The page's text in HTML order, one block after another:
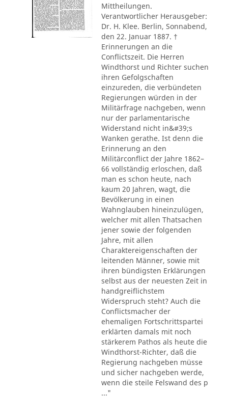
Mittheilungen.
Verantwortlicher Herausgeber:
Dr. H. Klee. Berlin, Sonnabend,
den 22. Januar 1887. †
Erinnerungen an die
Conflictszeit. Die Herren
Windthorst und Richter suchen
ihren Gefolgschaften
einzureden, die verbündeten
Regierungen würden in der
Militärfrage nachgeben, wenn
nur der parlamentarische
Widerstand nicht in&#39;s
Wanken gerathe. Ist denn die
Erinnerung an den
Militärconflict der Jahre 1862–
66 vollständig erloschen, daß
man es schon heute, nach
kaum 20 Jahren, wagt, die
Bevölkerung in einen
Wahnglauben hineinzulügen,
welcher mit allen Thatsachen
jener sowie der folgenden
Jahre, mit allen
Charaktereigenschaften der
leitenden Männer, sowie mit
ihren bündigsten Erklärungen
selbst aus der neuesten Zeit in
handgreiflichstem
Widerspruch steht? Auch die
Conflictsmacher der
ehemaligen Fortschrittspartei
erklärten damals mit noch
stärkerem Pathos als heute die
Windthorst-Richter, daß die
Regierung nachgeben müsse
und sicher nachgeben werde,
wenn die steile Felswand des p
..."